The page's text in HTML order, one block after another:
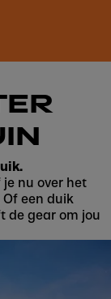
nu over het
een duik
de gear om jou